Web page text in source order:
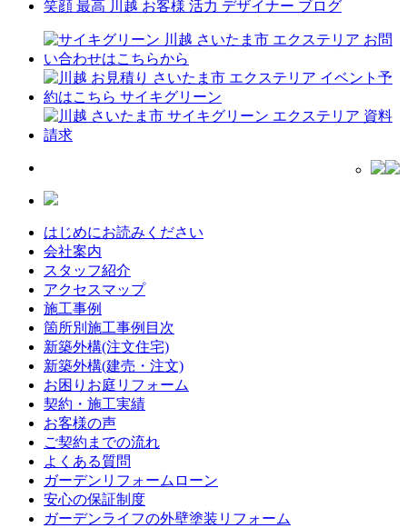
はじめにお読みください
会社案内
スタッフ紹介
アクセスマップ
施工事例
箇所別施工事例目次
新築外構(注文住宅)
新築外構(建売・注文)
お困りお庭リフォーム
契約・施工実績
お客様の声
ご契約までの流れ
よくある質問
ガーデンリフォームローン
安心の保証制度
ガーデンライフの外壁塗装リフォーム